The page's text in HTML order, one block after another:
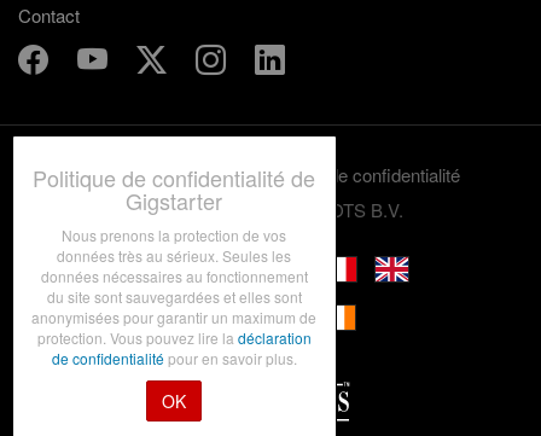
Contact
Termes et conditions
Politique de confidentialité
© 2012-2026 GRASSROOTS B.V.
Politique de confidentialité de
Gigstarter
Nous prenons la protection de vos
données très au sérieux. Seules les
données nécessaires au fonctionnement
du site sont sauvegardées et elles sont
anonymisées pour garantir un maximum de
protection. Vous pouvez lire la déclaration
de confidentialitépour en savoir plus.
OK